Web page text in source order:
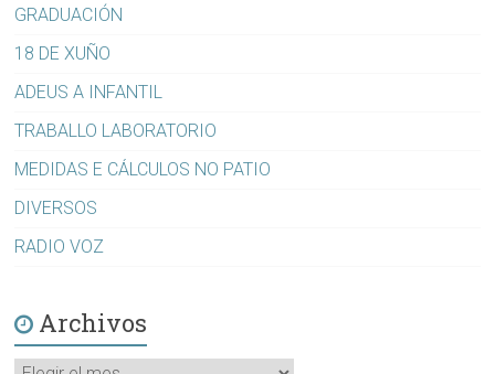
GRADUACIÓN
18 DE XUÑO
ADEUS A INFANTIL
TRABALLO LABORATORIO
MEDIDAS E CÁLCULOS NO PATIO
DIVERSOS
RADIO VOZ
Archivos
Archivos